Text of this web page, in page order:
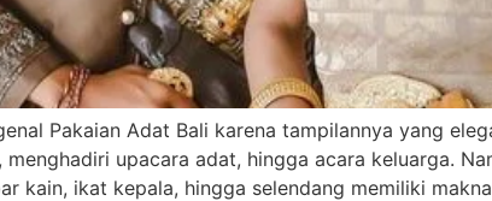
Pakaian Adat Bali karena tampilannya yang
upacara adat, hingga acara keluarga.
kain, ikat kepala, hingga selendang memiliki